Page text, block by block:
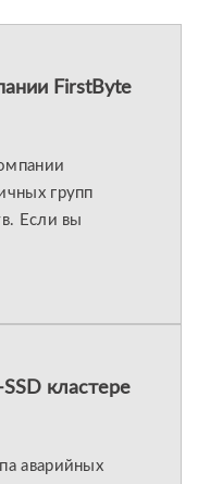
FirstByte
групп
Если вы
кластере
аварийных